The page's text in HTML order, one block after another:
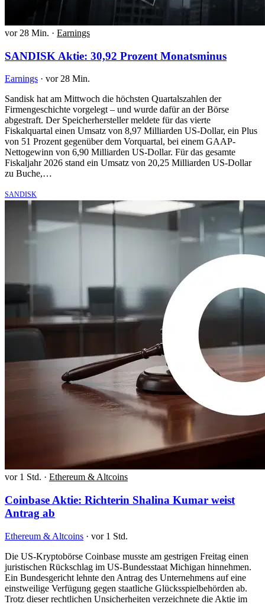
vor 28 Min. · Earnings
SANDISK Aktie: 30,92 Prozent Monatsminus
Earnings · vor 28 Min.
Sandisk hat am Mittwoch die höchsten Quartalszahlen der
Firmengeschichte vorgelegt – und wurde dafür an der Börse
abgestraft. Der Speicherhersteller meldete für das vierte
Fiskalquartal einen Umsatz von 8,97 Milliarden US-Dollar, ein Plus
von 51 Prozent gegenüber dem Vorquartal, bei einem GAAP-
Nettogewinn von 6,90 Milliarden US-Dollar. Für das gesamte
Fiskaljahr 2026 stand ein Umsatz von 20,25 Milliarden US-Dollar
zu Buche,…
SANDISK
vor 1 Std. · Ethereum & Altcoins
Coinbase Aktie: Richterin Shalina Kumar weist
Antrag ab
Ethereum & Altcoins · vor 1 Std.
Die US-Kryptobörse Coinbase musste am gestrigen Freitag einen
juristischen Rückschlag im US-Bundesstaat Michigan hinnehmen.
Ein Bundesgericht lehnte den Antrag des Unternehmens auf eine
einstweilige Verfügung gegen staatliche Glücksspielbehörden ab.
Trotz dieser rechtlichen Unsicherheiten verzeichnete die Aktie im